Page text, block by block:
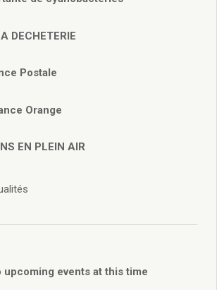
boissons
civil
de Fonctionnement
d’Investissement
du conseil municipal
2025
2022
2021
2020
DECHETERIE
Postale
Orange
EN PLEIN AIR
upcoming events at this time